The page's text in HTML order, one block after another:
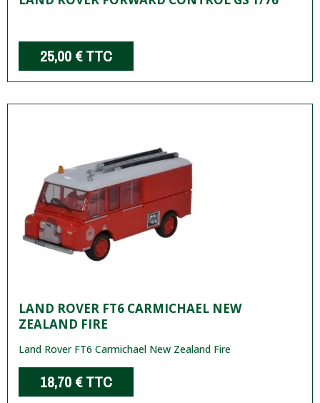
25,00 €TTC
LAND ROVER FT6 CARMICHAEL NEW
ZEALAND FIRE
Land Rover FT6 Carmichael New Zealand Fire
18,70 €TTC